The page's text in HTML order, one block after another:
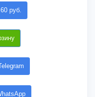
руб.